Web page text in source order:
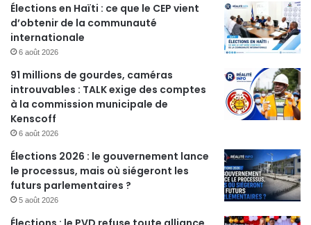
Élections en Haïti : ce que le CEP vient
d’obtenir de la communauté
internationale
6 août 2026
91 millions de gourdes, caméras
introuvables : TALK exige des comptes
à la commission municipale de
Kenscoff
6 août 2026
Élections 2026 : le gouvernement lance
le processus, mais où siégeront les
futurs parlementaires ?
5 août 2026